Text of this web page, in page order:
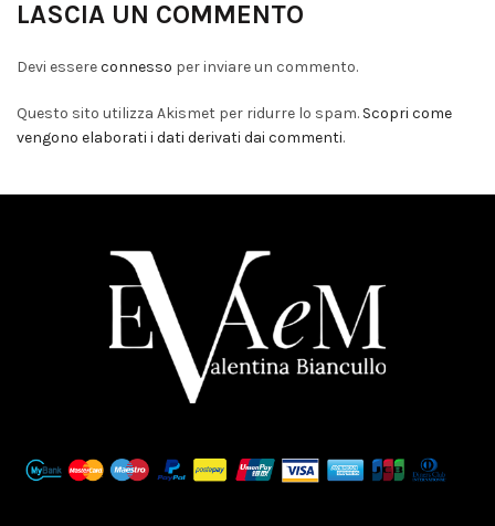
LASCIA UN COMMENTO
Devi essereconnesso per inviare un commento.
Questo sito utilizza Akismet per ridurre lo spam. Scopri come
vengono elaborati i dati derivati dai commenti.